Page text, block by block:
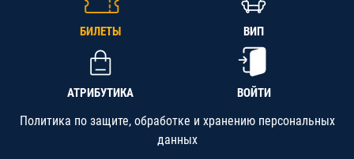
БИЛЕТЫ ВИП
АТРИБУТИКА ВОЙТИ
Политика по защите, обработке и хранению персональных
данных